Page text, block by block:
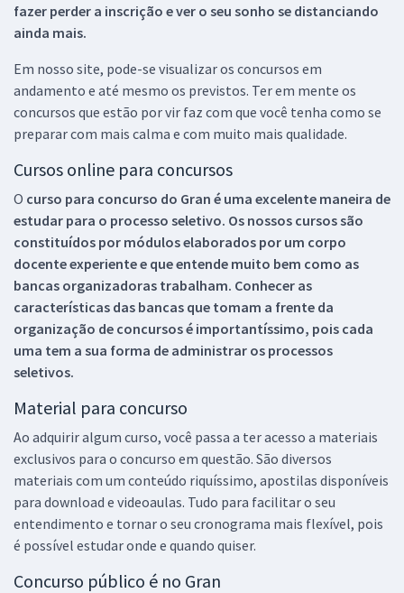
fazer perder a inscrição e ver o seu sonho se distanciando
ainda mais.
Em nosso site, pode-se visualizar os concursos em
andamento e até mesmo os previstos. Ter em mente os
concursos que estão por vir faz com que você tenha como se
preparar com mais calma e com muito mais qualidade.
Cursos online para concursos
O curso para concurso do Gran é uma excelente maneira de
estudar para o processo seletivo. Os nossos cursos são
constituídos por módulos elaborados por um corpo
docente experiente e que entende muito bem como as
bancas organizadoras trabalham. Conhecer as
características das bancas que tomam a frente da
organização de concursos é importantíssimo, pois cada
uma tem a sua forma de administrar os processos
seletivos.
Material para concurso
Ao adquirir algum curso, você passa a ter acesso a materiais
exclusivos para o concurso em questão. São diversos
materiais com um conteúdo riquíssimo, apostilas disponíveis
para download e videoaulas. Tudo para facilitar o seu
entendimento e tornar o seu cronograma mais flexível, pois
é possível estudar onde e quando quiser.
Concurso público é no Gran